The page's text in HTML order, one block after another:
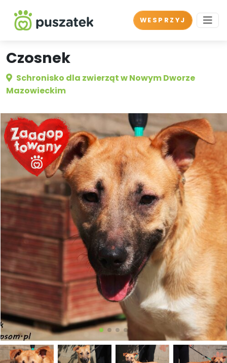
WESPRZYJ
Czosnek
Schronisko dla zwierząt w Nowym Dworze
Mazowieckim